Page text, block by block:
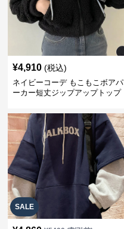
¥4,910 (税込)
ネイビーコーデ もこもこボアパ
ーカー短丈ジップアップトップ
SALE